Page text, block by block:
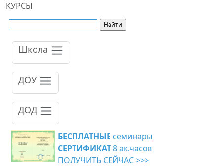
КУРСЫ
Школа
ДОУ
ДОД
БЕСПЛАТНЫЕ семинары
СЕРТИФИКАТ8 ак.часов
ПОЛУЧИТЬ СЕЙЧАС >>>